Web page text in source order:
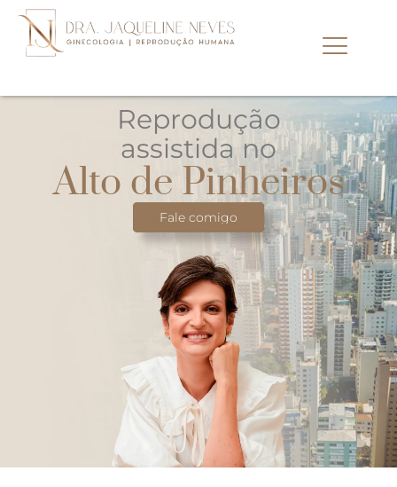
Reprodução
assistida no
Alto de Pinheiros
Fale comigo